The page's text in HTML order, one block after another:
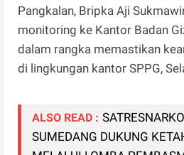
Pangkalan, Bripka Aji
monitoring ke Kantor Badan
dalam rangka memastikan
di lingkungan kantor SPPG,
ALSO READ :
SUMEDANG DUKUNG